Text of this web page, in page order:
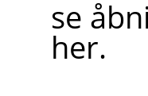
se
her.